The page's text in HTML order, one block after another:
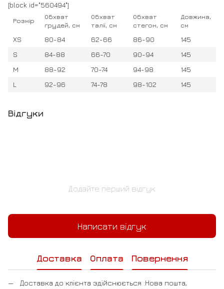
[block id="560494"]
Розмір
Обхват
грудей, см
Обхват
талії, см
Обхват
стегон, см
Довжина,
см
XS 80-84 62-66 86-90
145
S
84-88 66-70 90-94
145
M
88-92 70-74 94-98
145
L
92-96 74-78 98-102 145
Відгуки
Додайте перший відгук
Написати відгук
Доставка Оплата Повернення
Доставка до клієнта здійснюється :Нова пошта,